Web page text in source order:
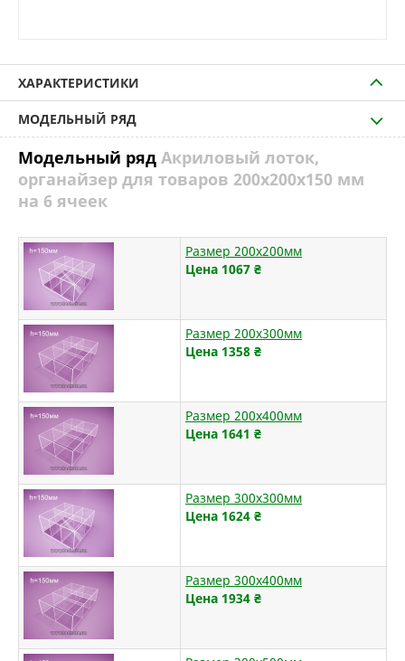
ХАРАКТЕРИСТИКИ
МОДЕЛЬНЫЙ РЯД
Модельный ряд Акриловый лоток,
органайзер для товаров 200х200х150 мм
на 6 ячеек
Размер 200х200мм
Цена 1067 ₴
Размер 200х300мм
Цена 1358 ₴
Размер 200х400мм
Цена 1641 ₴
Размер 300х300мм
Цена 1624 ₴
Размер 300х400мм
Цена 1934 ₴